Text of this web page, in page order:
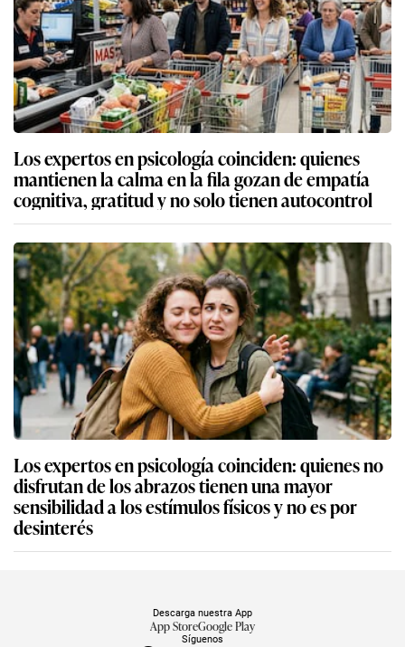
Los expertos en psicología coinciden: quienes
mantienen la calma en la fila gozan de empatía
cognitiva, gratitud y no solo tienen autocontrol
Los expertos en psicología coinciden: quienes no
disfrutan de los abrazos tienen una mayor
sensibilidad a los estímulos físicos y no es por
desinterés
Síguenos
Descarga nuestra App
App StoreGoogle Play